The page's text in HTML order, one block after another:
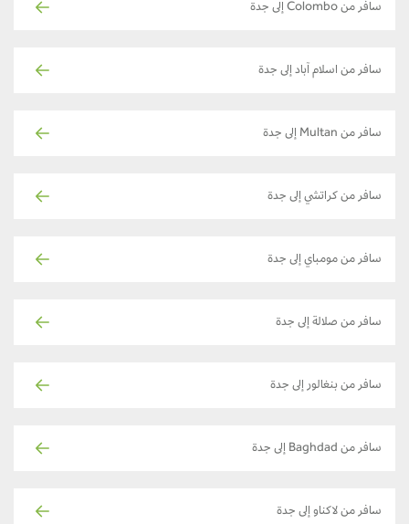
سافر من Colombo إلى جدة
سافر من اسلام آباد إلى جدة
سافر من Multan إلى جدة
سافر من كراتشي إلى جدة
سافر من مومباي إلى جدة
سافر من صلالة إلى جدة
سافر من بنغالور إلى جدة
سافر من Baghdad إلى جدة
سافر من لاكناو إلى جدة